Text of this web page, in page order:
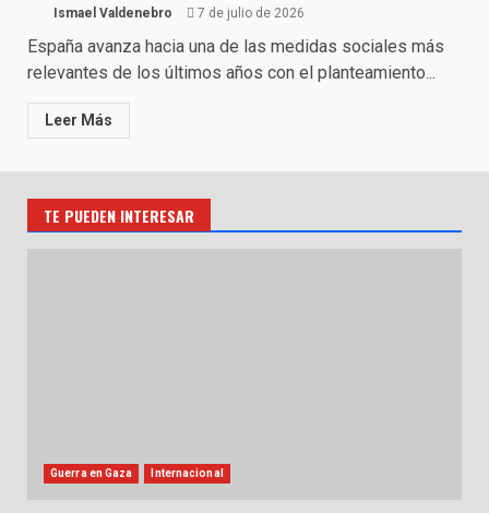
Ismael Valdenebro 7 de julio de 2026
España avanza hacia una de las medidas sociales más
relevantes de los últimos años con el planteamiento...
Leer Más
TE PUEDEN INTERESAR
Guerra en Gaza Internacional